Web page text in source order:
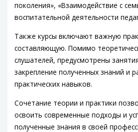
поколения», «Взаимодействие с
воспитательной деятельности
Также курсы включают важную
составляющую. Помимо
слушателей, предусмотрены
закрепление полученных знаний и
практических навыков.
Сочетание теории и практики
освоить современные подходы и
полученные знания в своей